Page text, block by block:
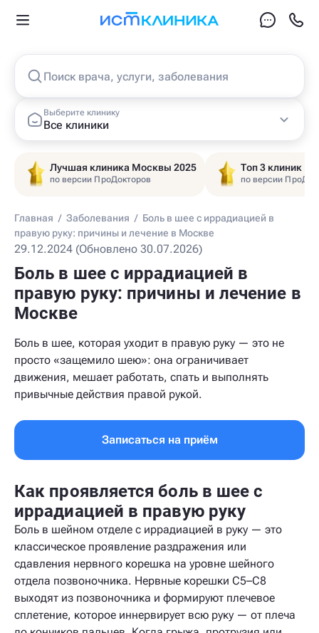
Поиск врача, услуги, заболевания
Выберите клинику
Все клиники
Лучшая клиника Москвы 2025
по версии ПроДокторов
Топ 3 клиник
по версии
Главная / Заболевания / Боль в шее с иррадиацией в
правую руку: причины и лечение в Москве
29.12.2024 (Обновлено 30.07.2026)
Боль в шее с иррадиацией в
правую руку: причины и лечение в
Москве
Боль в шее, которая уходит в правую руку — это не
просто «защемило шею»: она ограничивает
движения, мешает работать, спать и выполнять
привычные действия правой рукой.
Записаться на приём
Как проявляется боль в шее с
иррадиацией в правую руку
Боль в шейном отделе с иррадиацией в руку — это
классическое проявление раздражения или
сдавления нервного корешка на уровне шейного
отдела позвоночника. Нервные корешки C5–C8
выходят из позвоночника и формируют плечевое
сплетение, которое иннервирует всю руку — от плеча